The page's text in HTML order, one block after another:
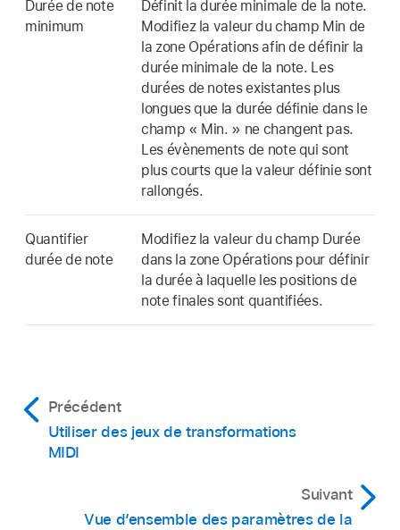
Durée de note
minimum
Définit la durée minimale de la note.
Modifiez la valeur du champ Min de
la zone Opérations afin de définir la
durée minimale de la note. Les
durées de notes existantes plus
longues que la durée définie dans le
champ « Min. » ne changent pas.
Les évènements de note qui sont
plus courts que la valeur définie sont
rallongés.
Quantifier
durée de note
Modifiez la valeur du champ Durée
dans la zone Opérations pour définir
la durée à laquelle les positions de
note finales sont quantifiées.
Précédent
Utiliser des jeux de transformations
MIDI
Suivant
Vue d’ensemble des paramètres de la